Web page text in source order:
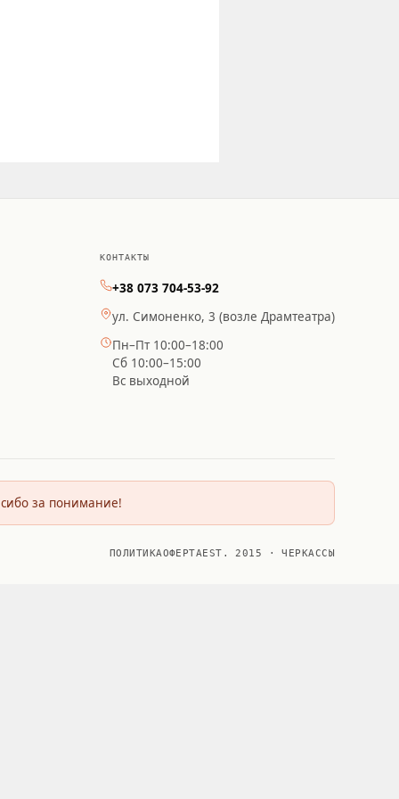
КОНТАКТЫ
+38 073 704-53-92
ул. Симоненко, 3 (возле Драмтеатра)
Пн–Пт 10:00–18:00
Сб 10:00–15:00
Вс выходной
за понимание!
ПОЛИТИКАОФЕРТАEST. 2015 · ЧЕРКАССЫ